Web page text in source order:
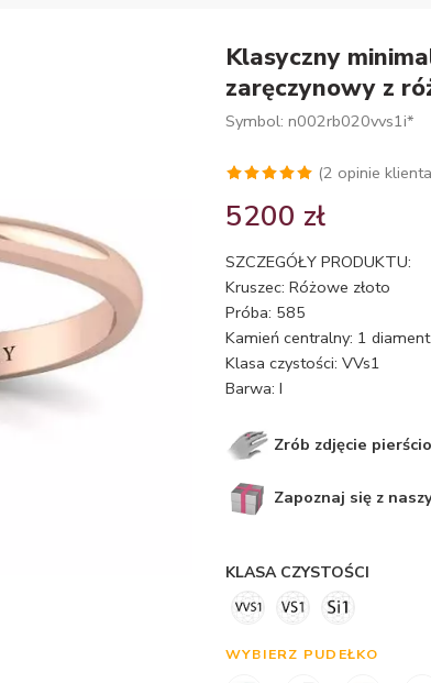
Klasyczny
zaręczynowy z
Symbol: n002rb020vvs1i*
5.00na 5
ocen
klientów
(2 opinie
5200 zł
SZCZEGÓŁY PRODUKTU:
Kruszec: Różowe złoto
Próba: 585
Kamień centralny: 1
Klasa czystości: VVs1
Barwa: I
Zrób zdjęcie
Zapoznaj się z
KLASA CZYSTOŚCI
WYBIERZ PUDEŁKO